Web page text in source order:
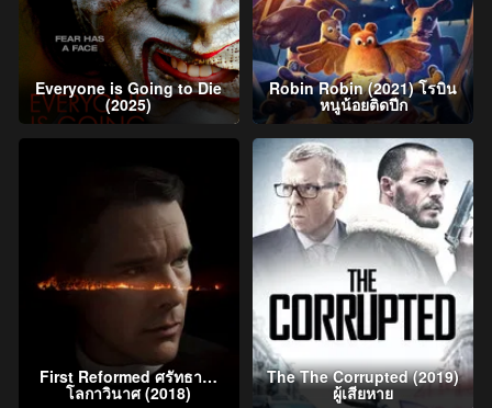
Everyone is Going to Die
(2025)
Robin Robin (2021) โรบิน
หนูน้อยติดปีก
First Reformed ศรัทธา…
โลกาวินาศ (2018)
The The Corrupted (2019)
ผู้เสียหาย